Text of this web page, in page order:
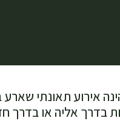
אירוע תאונתי
בדרך אליה או בדרך